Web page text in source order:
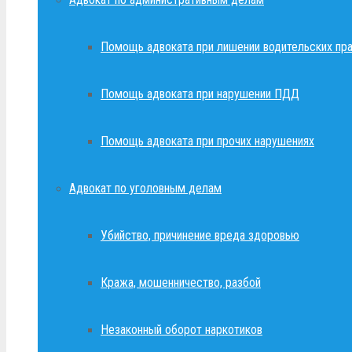
Помощь адвоката при лишении водительских
Помощь адвоката при нарушении ПДД
Помощь адвоката при прочих нарушениях
Адвокат по уголовным делам
Убийство, причинение вреда здоровью
Кража, мошенничество, разбой
Незаконный оборот наркотиков